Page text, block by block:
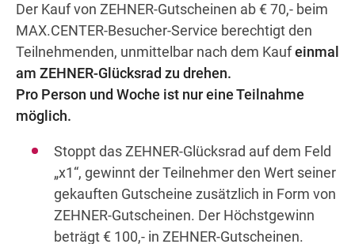
Der Kauf von ZEHNER-Gutscheinen ab € 70,- beim
MAX.CENTER-Besucher-Service berechtigt den
Teilnehmenden, unmittelbar nach dem Kaufeinmal
am ZEHNER-Glücksrad zu drehen.
Pro Person und Woche ist nur eine Teilnahme
möglich.
Stoppt das ZEHNER-Glücksrad auf dem Feld
„x1“, gewinnt der Teilnehmer den Wert seiner
gekauften Gutscheine zusätzlich in Form von
ZEHNER-Gutscheinen. Der Höchstgewinn
beträgt € 100,- in ZEHNER-Gutscheinen.